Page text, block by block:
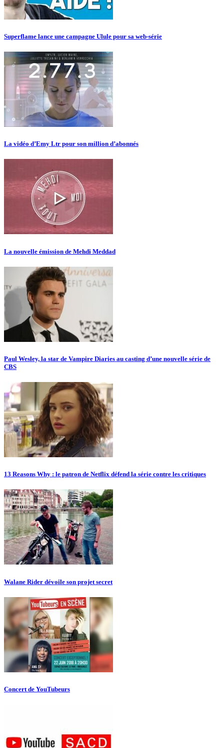
Superflame lance une campagne Ulule pour sa web-série
La vidéo d’Emy Ltr pour son million d’abonnés
La nouvelle émission de Mehdi Meddad
Paul Wesley, la star de Vampire Diaries au casting d’une nouvelle série de
CBS
13 Reasons Why : le patron de Netflix défend la série contre les critiques
Walane Rider dévoile son projet secret
Concert de YouTubeurs